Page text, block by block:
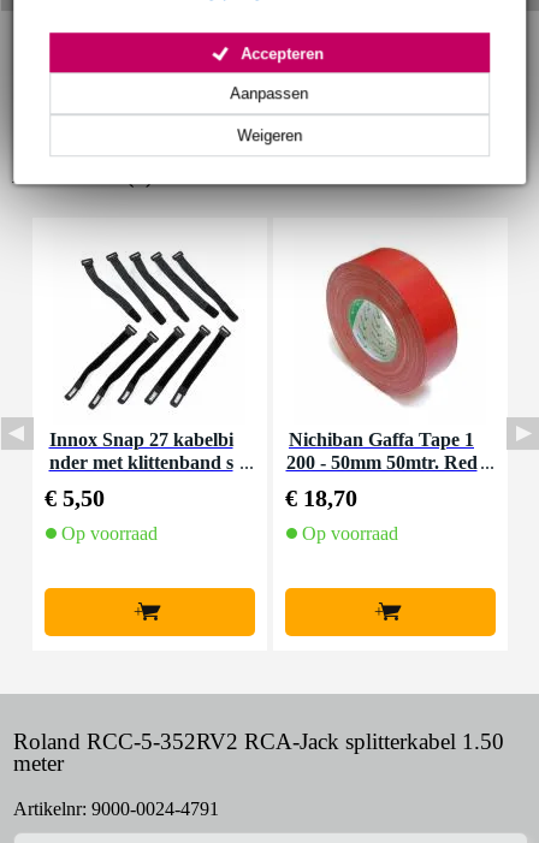
Weigeren
Aanpassen
Accepteren
Accessoires (3)
Innox Snap 27 kabelbi
nder met klittenband s
€ 5,50
Op voorraad
+
Nichiban Gaffa Tape 1
200 - 50mm 50mtr. Red
€ 18,70
Op voorraad
+
Roland RCC-5-352RV2 RCA-Jack splitterkabel 1.50
meter
Artikelnr: 9000-0024-4791